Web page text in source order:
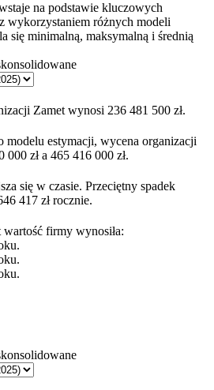
na podstawie kluczowych
wykorzystaniem różnych modeli
się minimalną, maksymalną i średnią
Zamet wynosi 236 481 500 zł.
modelu estymacji, wycena organizacji
zł a 465 416 000 zł.
się w czasie. Przeciętny spadek
417 zł rocznie.
firmy wynosiła: